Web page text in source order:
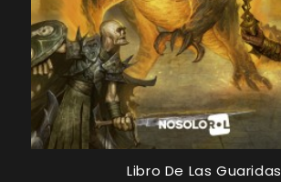
Libro De Las Guaridas